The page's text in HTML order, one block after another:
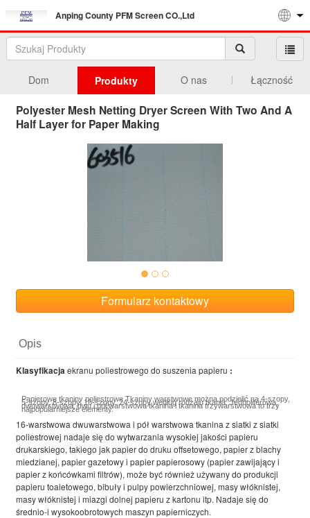
Anping County PFM Screen CO.,Ltd
Dom Produkty O nas Łączność
Polyester Mesh Netting Dryer Screen With Two And A
Half Layer for Paper Making
Formularz kontaktowy
Opis
Klasyfikacjaekranu poliestrowego do suszenia papieru :
Papierowe tkaniny poliestrowe Tkaniny warstwowe można podzielić na 4-szopy,
5-szopy, 8-szopy, 16-szopy, 24-szopy według rodzaju tkania. Jednoliterowa,
dwuwarstwowa, dwu i pół warstwowa tkanina i tkanina trzywarstwowa to trzy
najpopularniejsze elementy.
16-warstwowa dwuwarstwowa i pół warstwowa tkanina z siatki z siatki
poliestrowej nadaje się do wytwarzania wysokiej jakości papieru
drukarskiego, takiego jak papier do druku offsetowego, papier z blachy
miedzianej, papier gazetowy i papier papierosowy (papier zawijający i
papier z końcówkami filtrów), może być również używany do produkcji
papieru toaletowego, bibuły i pulpy powierzchniowej, masy włóknistej,
masy włóknistej i miazgi dolnej papieru z kartonu itp. Nadaje się do
średnio-i wysokoobrotowych maszyn papierniczych.